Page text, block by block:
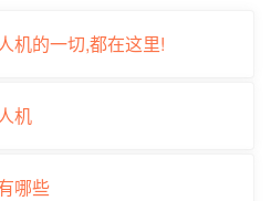
机的一切,都在这里!
机
哪些